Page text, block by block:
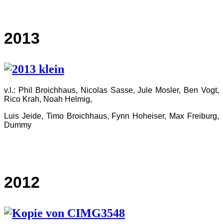
2013
v.l.: Phil Broichhaus, Nicolas Sasse, Jule Mosler, Ben Vogt,
Rico Krah, Noah Helmig,
Luis Jeide, Timo Broichhaus, Fynn Hoheiser, Max Freiburg,
Dummy
2012